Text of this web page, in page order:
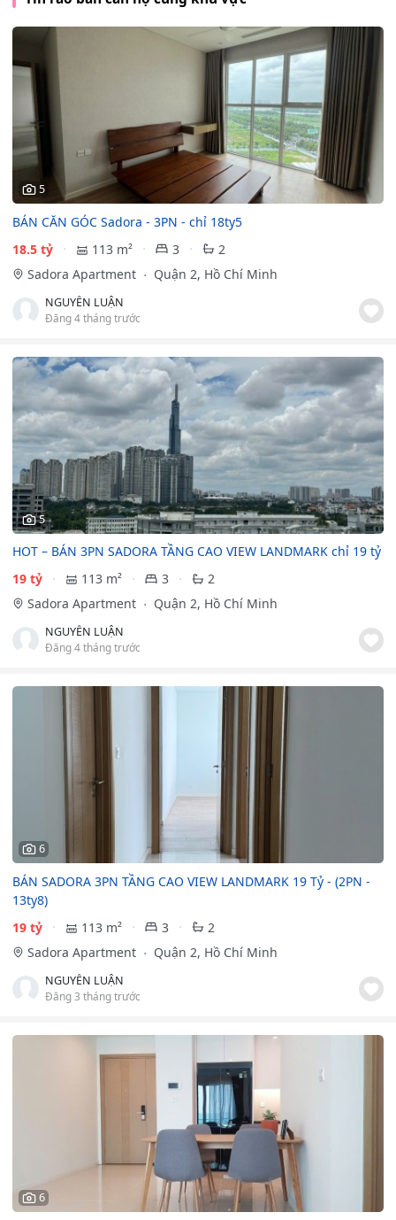
5
BÁN CĂN GÓC Sadora - 3PN - chỉ 18ty5
18.5 tỷ
113 m² 3
2
Sadora Apartment
Quận 2, Hồ Chí Minh
NGUYỄN LUẬN
Đăng 4 tháng trước
5
HOT – BÁN 3PN SADORA TẦNG CAO VIEW LANDMARK chỉ 19 tỷ
19 tỷ
113 m² 3
2
Sadora Apartment
Quận 2, Hồ Chí Minh
NGUYỄN LUẬN
Đăng 4 tháng trước
6
BÁN SADORA 3PN TẦNG CAO VIEW LANDMARK 19 Tỷ - (2PN -
13ty8)
19 tỷ
113 m² 3
2
Sadora Apartment
Quận 2, Hồ Chí Minh
NGUYỄN LUẬN
Đăng 3 tháng trước
6